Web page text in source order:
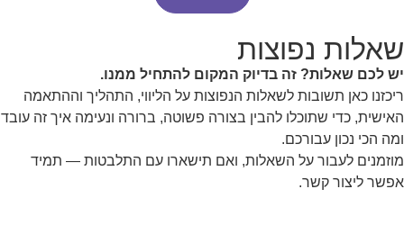
שאלות נפוצות
יש לכם שאלות? זה בדיוק המקום להתחיל ממנו.
ריכזנו כאן תשובות לשאלות הנפוצות על הליווי, התהליך וההתאמה
האישית, כדי שתוכלו להבין בצורה פשוטה, ברורה ונעימה איך זה עובד
ומה הכי נכון עבורכם.
מוזמנים לעבור על השאלות, ואם תישארו עם התלבטות — תמיד
אפשר ליצור קשר.